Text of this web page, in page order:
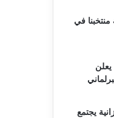
منتخبنا في
يجتمع